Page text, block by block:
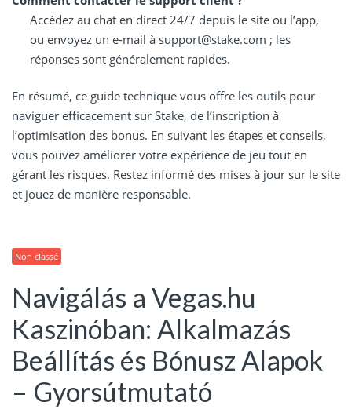
Accédez au chat en direct 24/7 depuis le site ou l’app,
ou envoyez un e-mail à support@stake.com ; les
réponses sont généralement rapides.
En résumé, ce guide technique vous offre les outils pour
naviguer efficacement sur Stake, de l’inscription à
l’optimisation des bonus. En suivant les étapes et conseils,
vous pouvez améliorer votre expérience de jeu tout en
gérant les risques. Restez informé des mises à jour sur le site
et jouez de manière responsable.
Non classé
Navigálás a Vegas.hu
Kaszinóban: Alkalmazás
Beállítás és Bónusz Alapok
– Gyorsútmutató